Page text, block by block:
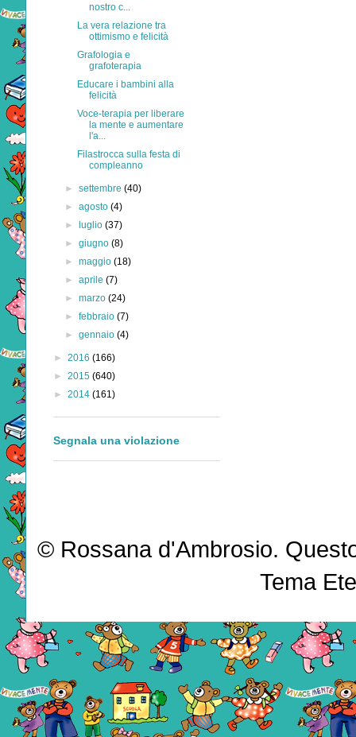
nostro c...
La vera relazione tra
ottimismo e felicità
Grafologia e
grafoterapia
Educare i bambini alla
felicità
Voce-terapia per liberare
la mente e aumentare
l'a...
Filastrocca sulla festa di
compleanno
►settembre(40)
►agosto(4)
►
luglio(37)
►giugno(8)
►maggio(18)
►aprile(7)
►marzo(24)
►febbraio(7)
►gennaio(4)
► 2016 (166)
► 2015 (640)
► 2014 (161)
Segnala una violazione
© Rossana d'Ambrosio.
Tema